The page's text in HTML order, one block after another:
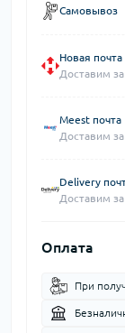
Самовывоз
Новая почта
Доставим
Meest почта
Доставим
Delivery
Доставим
Оплата
При